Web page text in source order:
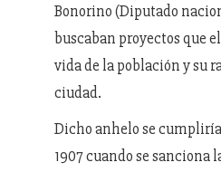
Bonorino (Diputado
buscaban proyectos que
vida de la población y su
ciudad.
Dicho anhelo se
1907 cuando se sanciona